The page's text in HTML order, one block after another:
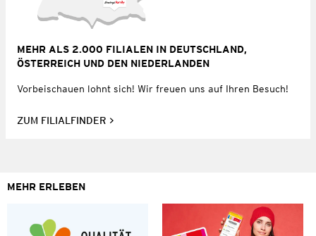
MEHR ALS 2.000 FILIALEN IN DEUTSCHLAND,
ÖSTERREICH UND DEN NIEDERLANDEN
Vorbeischauen lohnt sich! Wir freuen uns auf Ihren Besuch!
ZUM FILIALFINDER
MEHR ERLEBEN